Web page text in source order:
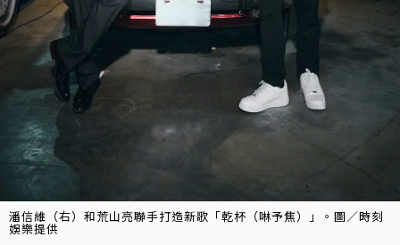
潘信維（右）和荒山亮聯手打造新歌「乾杯（啉予焦）」。圖／時刻
娛樂提供